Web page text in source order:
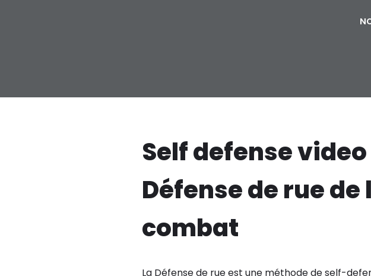
Self defense
Défense de rue
combat
La Défense de rue est une méthode de self-